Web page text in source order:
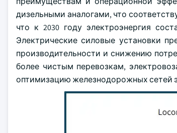
дизельными аналогами, что
что к 2030 году электроэнергия
Электрические силовые установки
производительности и снижению
более чистым перевозкам,
оптимизацию железнодорожных сетей